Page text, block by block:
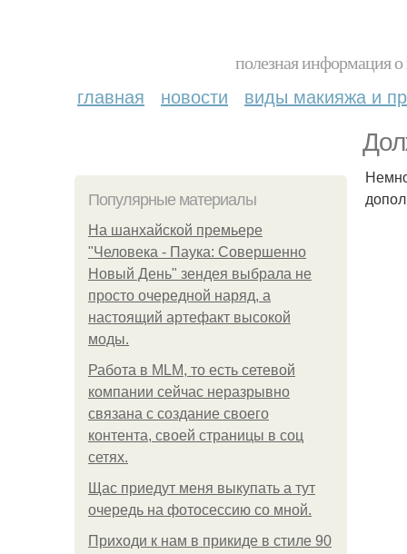
полезная информация
главная новости виды макияжа и
Популярные материалы
На шанхайской премьере
"Человека - Паука: Совершенно
Новый День" зендея выбрала не
просто очередной наряд, а
настоящий артефакт высокой
моды.
Работа в MLM, то есть сетевой
компании сейчас неразрывно
связана с создание своего
контента, своей страницы в соц
сетях.
Щас приедут меня выкупать а тут
очередь на фотосессию со мной.
Приходи к нам в прикиде в стиле 90